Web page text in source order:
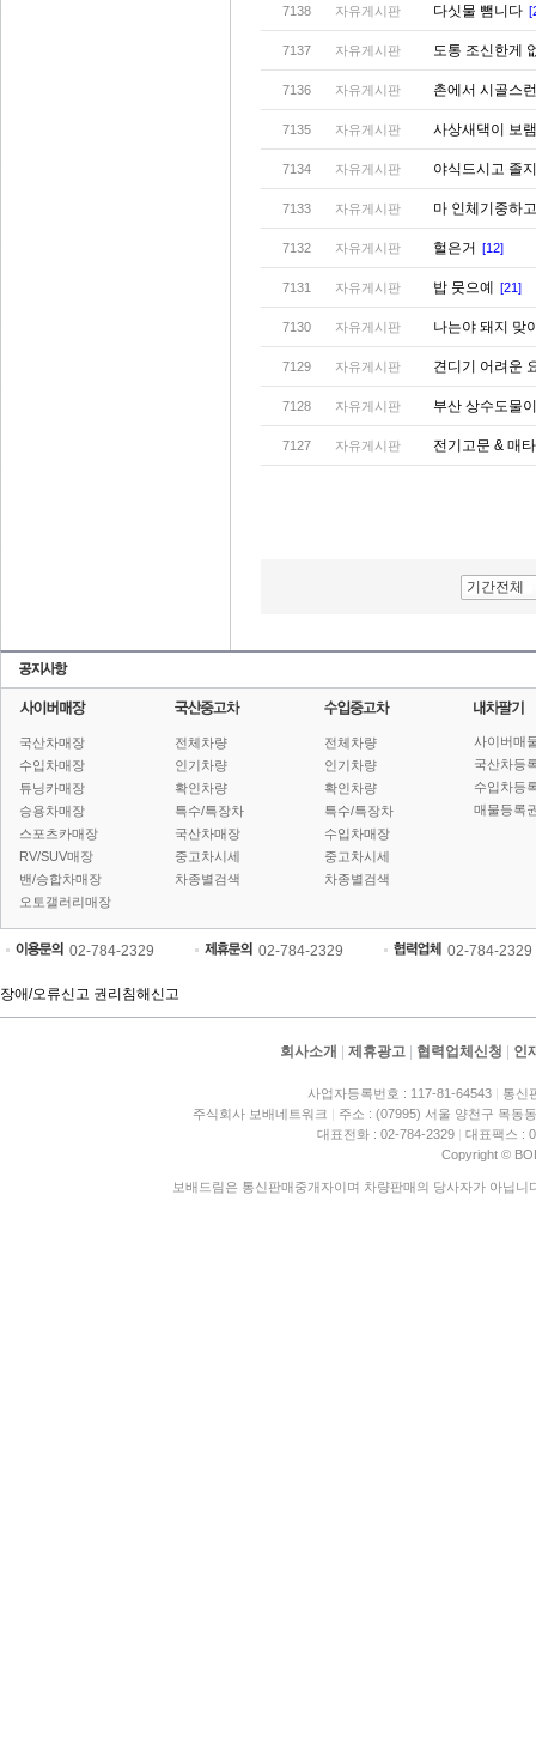
7138 자유게시판 다싯물 뺌니다
7137 자유게시판 도통 조신한게
7136 자유게시판 촌에서 시골스
7135 자유게시판 사상새댁이 보
7134 자유게시판 야식드시고 졸
7133 자유게시판 마 인체기중하
7132 자유게시판 헐은거 [12]
7131 자유게시판 밥 뭇으예 [21]
7130 자유게시판 나는야 돼지 맞
7129 자유게시판 견디기 어려운
7128 자유게시판 부산 상수도물
7127 자유게시판 전기고문 & 매
기간전체
국산차매장
수입차매장
튜닝카매장
승용차매장
스포츠카매장
RV/SUV매장
밴/승합차매장
오토갤러리매장
전체차량
인기차량
확인차량
특수/특장차
국산차매장
중고차시세
차종별검색
전체차량
인기차량
확인차량
특수/특장차
수입차매장
중고차시세
차종별검색
사이버매
국산차등
수입차등
매물등록
02-784-2329 02-784-2329 02-784-2329
장애/오류신고 권리침해신고
회사소개 제휴광고 협력업체신청 인
사업자등록번호 : 117-81-64543 | 통신
주식회사 보배네트워크 | 주소 : (07995) 서울 양천구 목동
대표전화 : 02-784-2329 | 대표팩스 :
Copyright ©
보배드림은 통신판매중개자이며 차량판매의 당사자가 아닙